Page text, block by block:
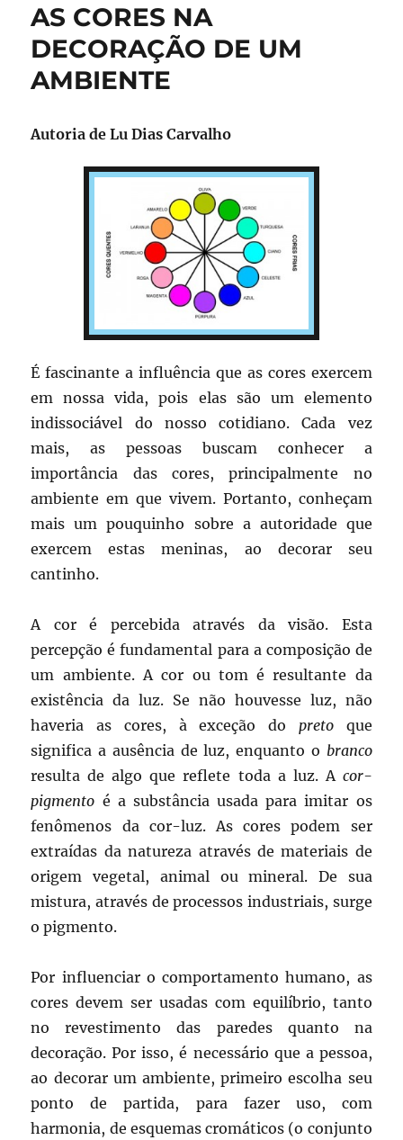
AS CORES NA
DECORAÇÃO DE UM
AMBIENTE
Autoria deLu Dias Carvalho
É fascinante a influência que as cores exercem
em nossa vida, pois elas são um elemento
indissociável do nosso cotidiano. Cada vez
mais, as pessoas buscam conhecer a
importância das cores, principalmente no
ambiente em que vivem. Portanto, conheçam
mais um pouquinho sobre a autoridade que
exercem estas meninas, ao decorar seu
cantinho.
A cor é percebida através da visão. Esta
percepção é fundamental para a composição de
um ambiente. A cor ou tom é resultante da
existência da luz. Se não houvesse luz, não
haveria as cores, à exceção do pretoque
significa a ausência de luz, enquanto o branco
resulta de algo que reflete toda a luz. A cor-
pigmento é a substância usada para imitar os
fenômenos da cor-luz. As cores podem ser
extraídas da natureza através de materiais de
origem vegetal, animal ou mineral. De sua
mistura, através de processos industriais, surge
o pigmento.
Por influenciar o comportamento humano, as
cores devem ser usadas com equilíbrio, tanto
no revestimento das paredes quanto na
decoração. Por isso, é necessário que a pessoa,
ao decorar um ambiente, primeiro escolha seu
ponto de partida, para fazer uso, com
harmonia, de esquemas cromáticos (o conjunto